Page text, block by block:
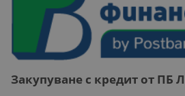
Закупуване с кредит от ПБ